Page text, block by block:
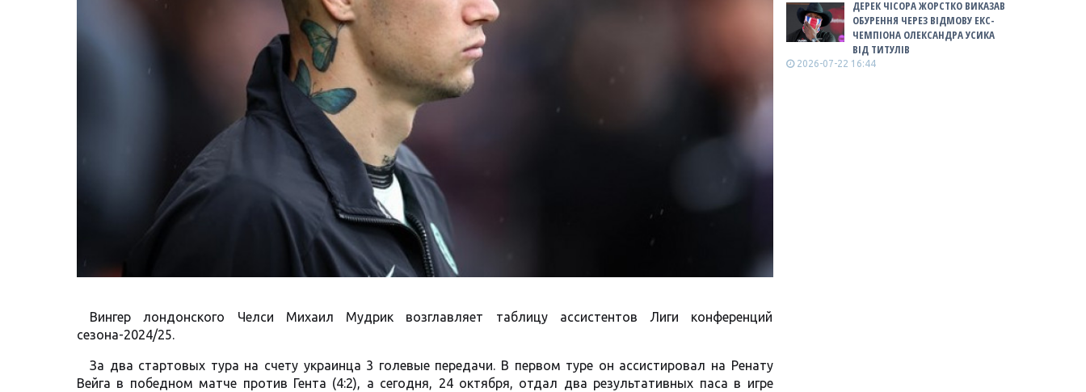
Вингер лондонского Челси Михаил Мудрик возглавляет таблицу ассистентов Лиги конференций
сезона-2024/25.
За два стартовых тура на счету украинца 3 голевые передачи. В первом туре он ассистировал на Ренату
Вейга в победном матче против Гента (4:2), а сегодня, 24 октября, отдал два результативных паса в игре
ДЕРЕК ЧІСОРА ЖОРСТКО ВИКАЗАВ
ОБУРЕННЯ ЧЕРЕЗ ВІДМОВУ ЕКС-
ЧЕМПІОНА ОЛЕКСАНДРА УСИКА
ВІД ТИТУЛІВ
2026-07-22 16:44